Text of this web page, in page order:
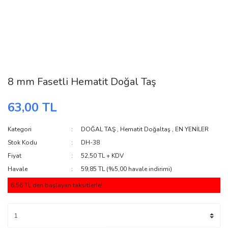
8 mm Fasetli Hematit Doğal Taş
63,00 TL
Kategori DOĞAL TAŞ , Hematit Doğaltaş , EN YENİLER
Stok Kodu
DH-38
Fiyat
52,50 TL + KDV
Havale
59,85 TL (%5,00 havale indirimi)
6,56 TL den başlayan taksitlerle!